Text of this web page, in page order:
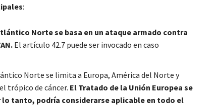
:
Norte se basa en un ataque armado contra
El artículo 42.7 puede ser invocado en caso
Norte se limita a Europa, América del Norte y
trópico de cáncer. El Tratado de la Unión Europea se
tanto, podría considerarse aplicable en todo el